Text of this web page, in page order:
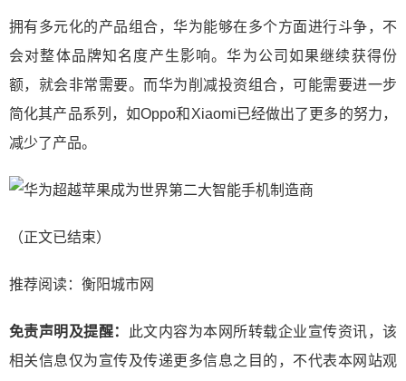
拥有多元化的产品组合，华为能够在多个方面进行斗争，不
会对整体品牌知名度产生影响。华为公司如果继续获得份
额，就会非常需要。而华为削减投资组合，可能需要进一步
简化其产品系列，如Oppo和Xiaomi已经做出了更多的努力，
减少了产品。
（正文已结束）
推荐阅读： 衡阳城市网
免责声明及提醒：
此文内容为本网所转载企业宣传资讯，该
相关信息仅为宣传及传递更多信息之目的，不代表本网站观